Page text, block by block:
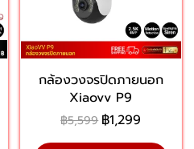
กล้องวงจรปิดภายนอก
Xiaovv P9
฿5,599 ฿1,299